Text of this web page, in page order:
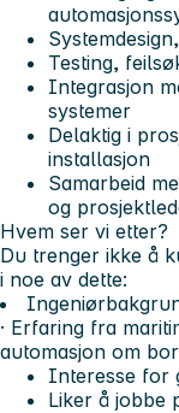
Testing,
Integrasjon
systemer
Delaktig i
installasjon
Samarbeid
og
Hvem ser vi etter?
Du trenger ikke å
i noe av dette:
· Erfaring fra
automasjon om
Interesse for
Liker å jobbe